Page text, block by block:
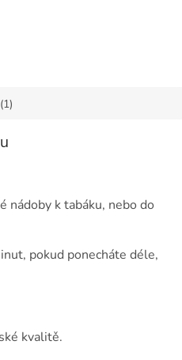
nádoby k tabáku, nebo do
pokud ponecháte déle,
kvalitě.